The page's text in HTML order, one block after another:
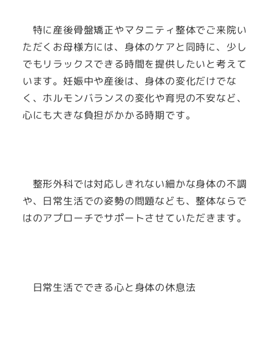
特に産後骨盤矯正やマタニティ整体でご来院い
ただくお母様方には、身体のケアと同時に、少し
でもリラックスできる時間を提供したいと考えて
います。妊娠中や産後は、身体の変化だけでな
く、ホルモンバランスの変化や育児の不安など、
心にも大きな負担がかかる時期です。
整形外科では対応しきれない細かな身体の不調
や、日常生活での姿勢の問題なども、整体ならで
はのアプローチでサポートさせていただきます。
日常生活でできる心と身体の休息法